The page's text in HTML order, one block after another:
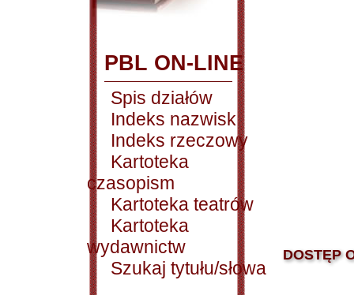
PBL ON-LINE
Spis działów
Indeks nazwisk
Indeks rzeczowy
Kartoteka
czasopism
Kartoteka teatrów
Kartoteka
wydawnictw
Szukaj tytułu/słowa
DOSTĘP